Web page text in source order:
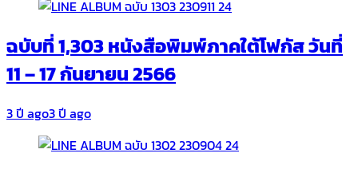
ฉบับที่ 1,303 หนังสือพิมพ์ภาคใต้โฟกัส วันที่
11 – 17 กันยายน 2566
3 ปี ago3 ปี ago